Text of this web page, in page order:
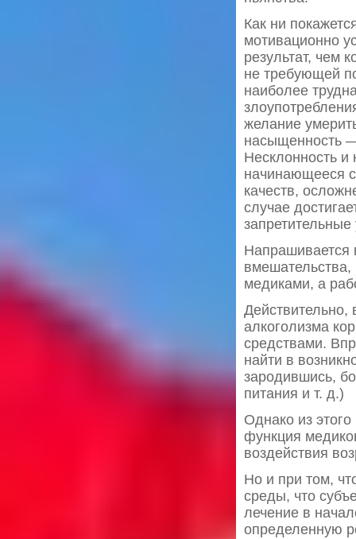
Как ни
мотивационно
результат, чем
не требующей
наиболее
желание
насыщенность
Несклонность и
начинающееся
качеств,
случае
запретительные
Напрашивается
медиками, а
Действительно,
алкоголизма
средствами.
найти в
зародившись,
питания и т. д.)
Однако из
функция
воздействия
Но и при том,
среды, что
лечение в
определенную